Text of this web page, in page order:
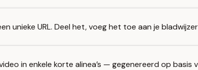
unieke URL. Deel het, voeg het toe aan je
in enkele korte alinea’s — gegenereerd op